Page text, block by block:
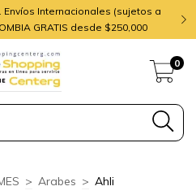
Envíos Internacionales (sujetos a
GRATIS desde $250,000
0
> Arabes > Ahli